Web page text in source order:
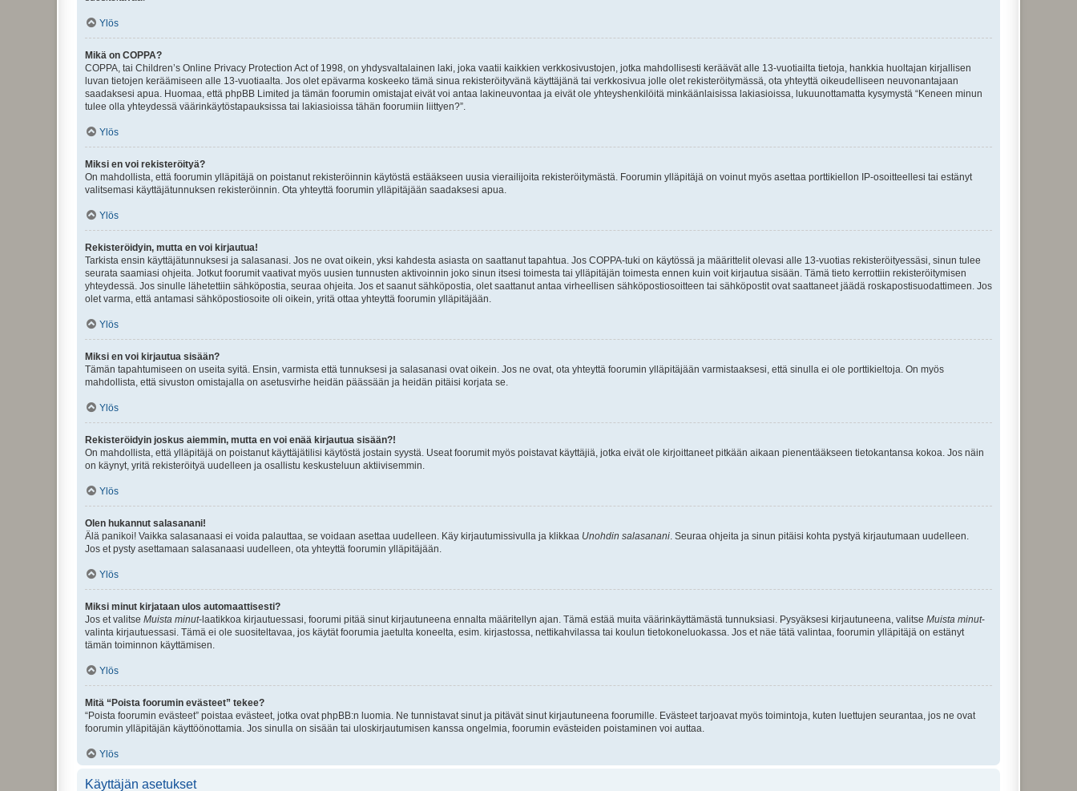
Ylös
Mikä on COPPA?
COPPA, tai Children’s Online Privacy Protection Act of 1998, on yhdysvaltalainen laki, joka vaatii kaikkien verkkosivustojen, jotka mahdollisesti keräävät alle 13-vuotiailta tietoja, hankkia huoltajan kirjallisen
luvan tietojen keräämiseen alle 13-vuotiaalta. Jos olet epävarma koskeeko tämä sinua rekisteröityvänä käyttäjänä tai verkkosivua jolle olet rekisteröitymässä, ota yhteyttä oikeudelliseen neuvonantajaan
saadaksesi apua. Huomaa, että phpBB Limited ja tämän foorumin omistajat eivät voi antaa lakineuvontaa ja eivät ole yhteyshenkilöitä minkäänlaisissa lakiasioissa, lukuunottamatta kysymystä “Keneen minun
tulee olla yhteydessä väärinkäytöstapauksissa tai lakiasioissa tähän foorumiin liittyen?”.
Ylös
Miksi en voi rekisteröityä?
On mahdollista, että foorumin ylläpitäjä on poistanut rekisteröinnin käytöstä estääkseen uusia vierailijoita rekisteröitymästä. Foorumin ylläpitäjä on voinut myös asettaa porttikiellon IP-osoitteellesi tai estänyt
valitsemasi käyttäjätunnuksen rekisteröinnin. Ota yhteyttä foorumin ylläpitäjään saadaksesi apua.
Ylös
Rekisteröidyin, mutta en voi kirjautua!
Tarkista ensin käyttäjätunnuksesi ja salasanasi. Jos ne ovat oikein, yksi kahdesta asiasta on saattanut tapahtua. Jos COPPA-tuki on käytössä ja määrittelit olevasi alle 13-vuotias rekisteröityessäsi, sinun tulee
seurata saamiasi ohjeita. Jotkut foorumit vaativat myös uusien tunnusten aktivoinnin joko sinun itsesi toimesta tai ylläpitäjän toimesta ennen kuin voit kirjautua sisään. Tämä tieto kerrottiin rekisteröitymisen
yhteydessä. Jos sinulle lähetettiin sähköpostia, seuraa ohjeita. Jos et saanut sähköpostia, olet saattanut antaa virheellisen sähköpostiosoitteen tai sähköpostit ovat saattaneet jäädä roskapostisuodattimeen. Jos
olet varma, että antamasi sähköpostiosoite oli oikein, yritä ottaa yhteyttä foorumin ylläpitäjään.
Ylös
Miksi en voi kirjautua sisään?
Tämän tapahtumiseen on useita syitä. Ensin, varmista että tunnuksesi ja salasanasi ovat oikein. Jos ne ovat, ota yhteyttä foorumin ylläpitäjään varmistaaksesi, että sinulla ei ole porttikieltoja. On myös
mahdollista, että sivuston omistajalla on asetusvirhe heidän päässään ja heidän pitäisi korjata se.
Ylös
Rekisteröidyin joskus aiemmin, mutta en voi enää kirjautua sisään?!
On mahdollista, että ylläpitäjä on poistanut käyttäjätilisi käytöstä jostain syystä. Useat foorumit myös poistavat käyttäjiä, jotka eivät ole kirjoittaneet pitkään aikaan pienentääkseen tietokantansa kokoa. Jos näin
on käynyt, yritä rekisteröityä uudelleen ja osallistu keskusteluun aktiivisemmin.
Ylös
Olen hukannut salasanani!
Älä panikoi! Vaikka salasanaasi ei voida palauttaa, se voidaan asettaa uudelleen. Käy kirjautumissivulla ja klikkaa Unohdin salasanani . Seuraa ohjeita ja sinun pitäisi kohta pystyä kirjautumaan uudelleen.
Jos et pysty asettamaan salasanaasi uudelleen, ota yhteyttä foorumin ylläpitäjään.
Ylös
Miksi minut kirjataan ulos automaattisesti?
Jos et valitse Muista minut-laatikkoa kirjautuessasi, foorumi pitää sinut kirjautuneena ennalta määritellyn ajan. Tämä estää muita väärinkäyttämästä tunnuksiasi. Pysyäksesi kirjautuneena, valitse Muista minut-
valinta kirjautuessasi. Tämä ei ole suositeltavaa, jos käytät foorumia jaetulta koneelta, esim. kirjastossa, nettikahvilassa tai koulun tietokoneluokassa. Jos et näe tätä valintaa, foorumin ylläpitäjä on estänyt
tämän toiminnon käyttämisen.
Ylös
Mitä “Poista foorumin evästeet” tekee?
“Poista foorumin evästeet” poistaa evästeet, jotka ovat phpBB:n luomia. Ne tunnistavat sinut ja pitävät sinut kirjautuneena foorumille. Evästeet tarjoavat myös toimintoja, kuten luettujen seurantaa, jos ne ovat
foorumin ylläpitäjän käyttöönottamia. Jos sinulla on sisään tai uloskirjautumisen kanssa ongelmia, foorumin evästeiden poistaminen voi auttaa.
Ylös
Käyttäjän asetukset